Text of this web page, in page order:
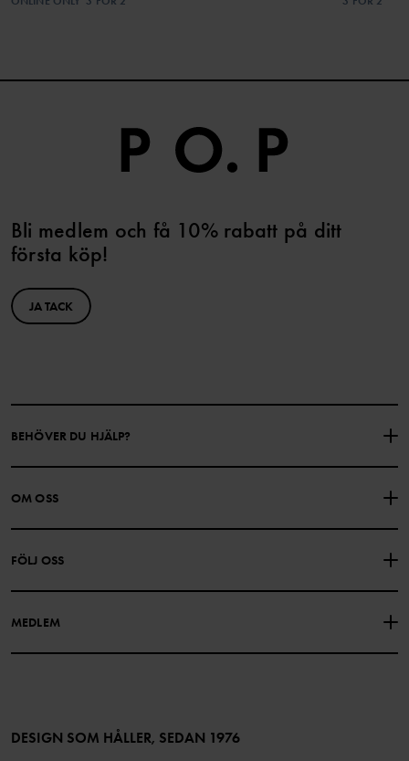
Bli medlem och få 10% rabatt på ditt
första köp!
JA TACK
BEHÖVER DU HJÄLP?
KONTAKTA OSS
PRESENTKORTSALDO KÖPVILLKOR
INTEGRITETSPOLICY
OM OSS
FÖLJ OSS
MEDLEM
Bli medlem
DESIGN SOM HÅLLER, SEDAN 1976